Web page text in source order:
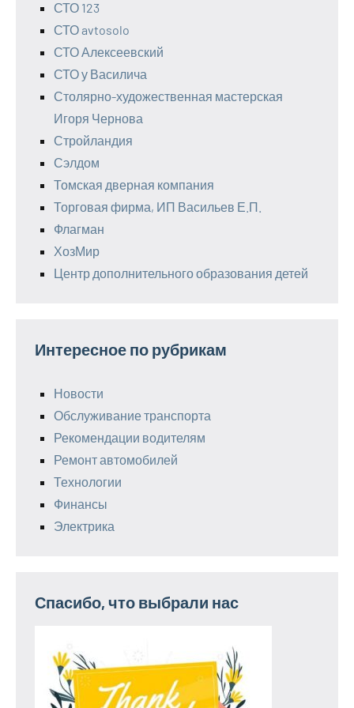
СТО 123
СТО avtosolo
СТО Алексеевский
СТО у Василича
Столярно-художественная мастерская
Игоря Чернова
Стройландия
Сэлдом
Томская дверная компания
Торговая фирма, ИП Васильев Е.П.
Флагман
ХозМир
Центр дополнительного образования детей
Интересное по рубрикам
Новости
Обслуживание транспорта
Рекомендации водителям
Ремонт автомобилей
Технологии
Финансы
Электрика
Спасибо, что выбрали нас